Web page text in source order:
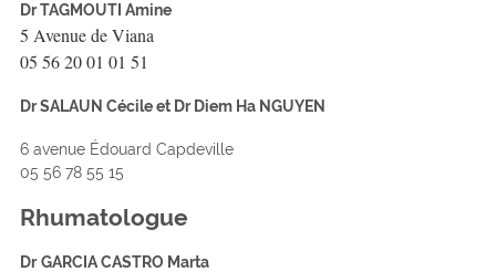
Dr TAGMOUTI Amine
5 Avenue de Viana
05 56 20 01 01 51
Dr SALAUN Cécile et Dr Diem Ha NGUYEN
6 avenue Édouard Capdeville
05 56 78 55 15
Rhumatologue
Dr GARCIA CASTRO Marta